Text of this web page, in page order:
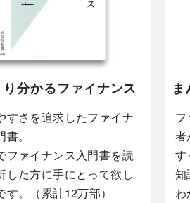
分かるファイナンス
すさを追求したファイナ
。
ファイナンス入門書を読
した方に手にとって欲し
す。（累計12万部）
者
す
知
わ